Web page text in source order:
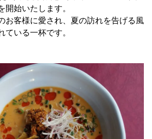
開始いたします。
お客様に愛され、夏の訪れを告げる風
ている一杯です。